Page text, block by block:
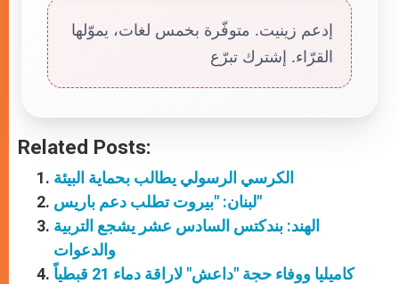
إدعم زينيت. متوفّرة بخمس لغات، يموّلها
القرّاء. إشترك تبرّع
Related Posts:
الكرسي الرسولي يطالب بحماية البيئة
لبنان: "بيروت تطلب دعم باريس"
الهند: بندكتس السادس عشر يشجع التربية
والدعوات
كاميليا ووفاء حجة "داعش" لاراقة دماء 21 قبطياً